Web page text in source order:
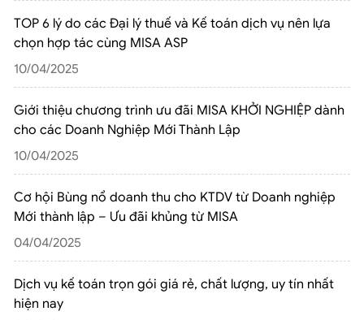
TOP 6 lý do các Đại lý thuế và Kế toán dịch vụ nên lựa
chọn hợp tác cùng MISA ASP
10/04/2025
Giới thiệu chương trình ưu đãi MISA KHỞI NGHIỆP dành
cho các Doanh Nghiệp Mới Thành Lập
10/04/2025
Cơ hội Bùng nổ doanh thu cho KTDV từ Doanh nghiệp
Mới thành lập – Ưu đãi khủng từ MISA
04/04/2025
Dịch vụ kế toán trọn gói giá rẻ, chất lượng, uy tín nhất
hiện nay